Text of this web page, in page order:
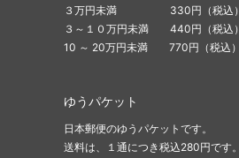
３万円未満 330円（税込）
３～１０万円未満 440円（税込）
10 ～ 20万円未満 770円（税込）
ゆうパケット
日本郵便のゆうパケットです。
送料は、１通につき税込280円です。